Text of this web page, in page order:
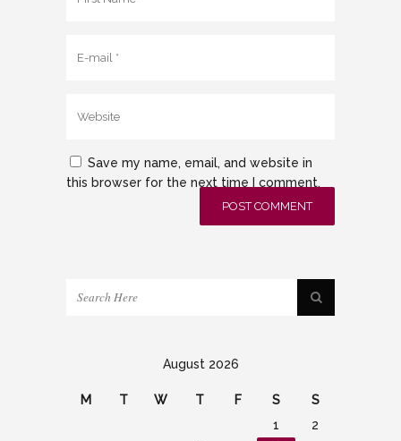
Save my name, email, and website in
this browser for the next time I comment.
August 2026
M T W T F S
S
1
2